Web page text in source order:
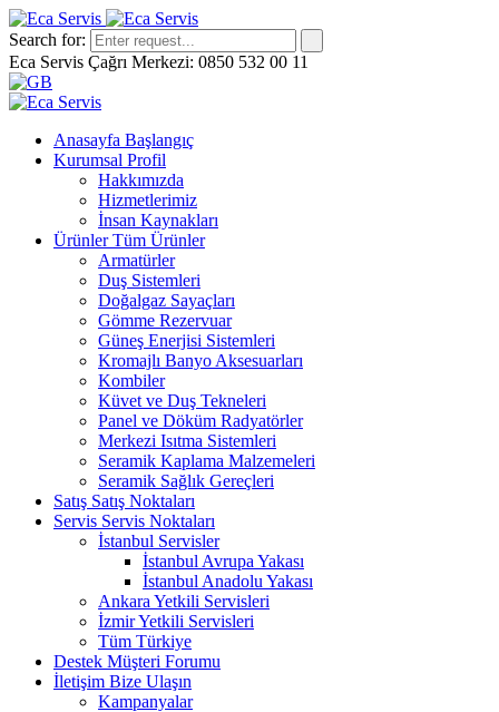
Search for:
Eca Servis Çağrı Merkezi: 0850 532 00 11
Anasayfa Başlangıç
Kurumsal Profil
Hakkımızda
Hizmetlerimiz
İnsan Kaynakları
ÜrünlerTüm Ürünler
Armatürler
Duş Sistemleri
Doğalgaz Sayaçları
Gömme Rezervuar
Güneş Enerjisi Sistemleri
Kromajlı Banyo Aksesuarları
Kombiler
Küvet ve Duş Tekneleri
Panel ve Döküm Radyatörler
Merkezi Isıtma Sistemleri
Seramik Kaplama Malzemeleri
Seramik Sağlık Gereçleri
Satış Satış Noktaları
Servis Servis Noktaları
İstanbul Servisler
İstanbul Avrupa Yakası
İstanbul Anadolu Yakası
Ankara Yetkili Servisleri
İzmir Yetkili Servisleri
Tüm Türkiye
Destek Müşteri Forumu
İletişim Bize Ulaşın
Kampanyalar